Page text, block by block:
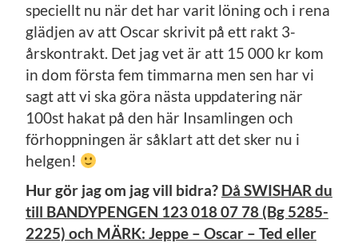
speciellt nu när det har varit löning och i rena
glädjen av att Oscar skrivit på ett rakt 3-
årskontrakt. Det jag vet är att 15 000 kr kom
in dom första fem timmarna men sen har vi
sagt att vi ska göra nästa uppdatering när
100st hakat på den här Insamlingen och
förhoppningen är såklart att det sker nu i
helgen!
Hur gör jag om jag vill bidra? Då SWISHAR du
till BANDYPENGEN 123 018 07 78 (Bg 5285-
2225) och MÄRK: Jeppe – Oscar – Ted eller